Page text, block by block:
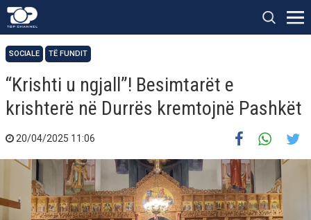
SOCIALE TË FUNDIT
“Krishti u ngjall”! Besimtarët e
krishterë në Durrës kremtojnë Pashkët
20/04/2025 11:06